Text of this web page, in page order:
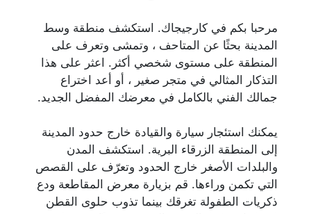
مرحبا بكم في كارجيجاك. استكشف منطقة وسط
المدينة بحثًا عن المتاحف ، وتمشى وتعرف على
المنطقة على مستوى شخصي أكثر. اعثر على هذا
التذكار المثالي في متجر صغير ، أو أعد اختراع
جمالك الفني بالكامل في معرضك المفضل الجديد.
يمكنك استئجار سيارة والقيادة خارج حدود المدينة
إلى المنطقة الزرقاء البرية. استكشف المدن
والبلدات الأصغر خارج الحدود وتعرّف على القصص
التي تكمن وراءها. قم بزيارة معرض المقاطعة ودع
ذكريات الطفولة تغرقك بينما تذوب حلوى القطن